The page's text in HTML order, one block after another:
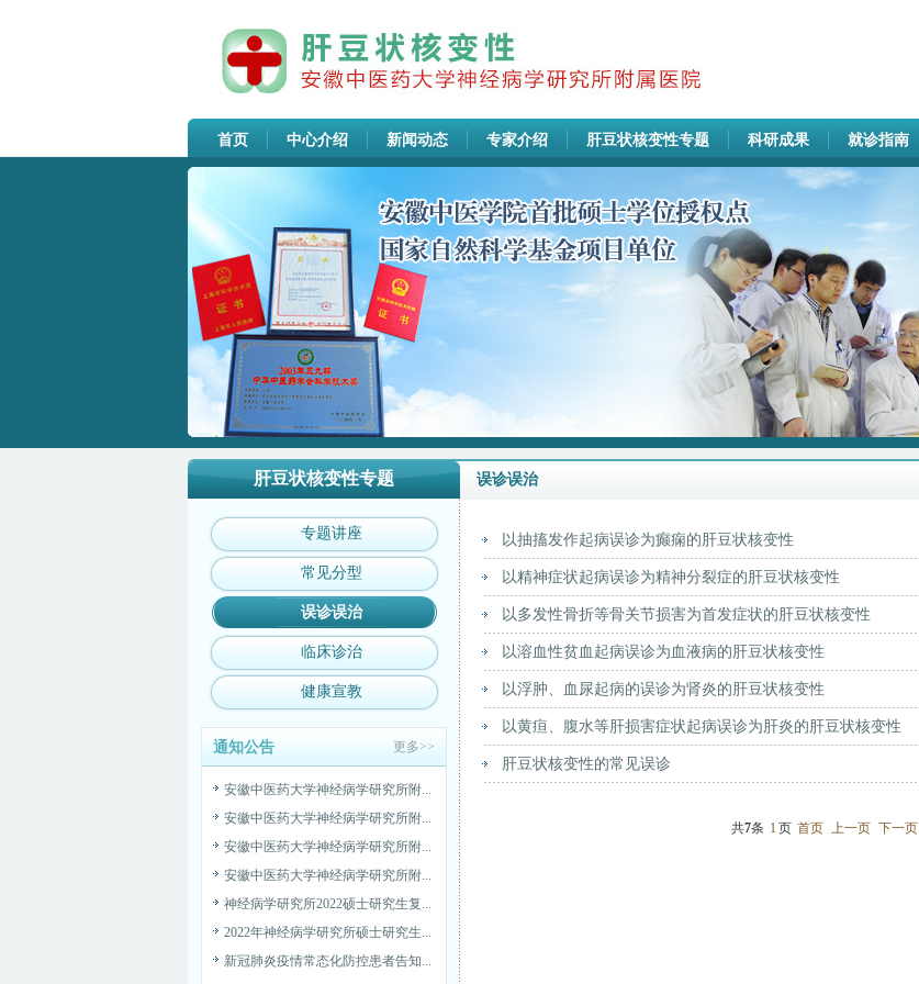
首页 中心介绍 新闻动态 专家介绍 肝豆状核变性专题 科研成果 就诊指南
肝豆状核变性专题
专题讲座
常见分型
误诊误治
临床诊治
健康宣教
更多>>
通知公告
安徽中医药大学神经病学研究所附...
SPF动物房高压灭菌设备采购公告
安徽中医药大学神经病学研究所附...
安徽中医药大学神经病学研究所附...
安徽中医药大学神经病学研究所附...
安徽中医药大学神经病学研究所附...
神经病学研究所2022硕士研究生复...
2022年神经病学研究所硕士研究生...
新冠肺炎疫情常态化防控患者告知...
安徽中医药大学神经病学研究所附...
安徽中医药大学神经病学研究所附...
安徽中医药大学神经病学研究所附...
安徽中医药大学神经病学研究所附...
安徽中医药大学神经病学研究所附...
安徽中医药大学神经病学研究所附...
神经病学研究所2022硕士研究生复...
2022年神经病学研究所硕士研究生...
新冠肺炎疫情常态化防控患者告知...
误诊误治
以抽搐发作起病误诊为癫痫的肝豆状核变性
以精神症状起病误诊为精神分裂症的肝豆状核变性
以多发性骨折等骨关节损害为首发症状的肝豆状核变性
以溶血性贫血起病误诊为血液病的肝豆状核变性
以浮肿、血尿起病的误诊为肾炎的肝豆状核变性
以黄疸、腹水等肝损害症状起病误诊为肝炎的肝豆状核变性
肝豆状核变性的常见误诊
共7条 1 页 首页 上一页 下一页